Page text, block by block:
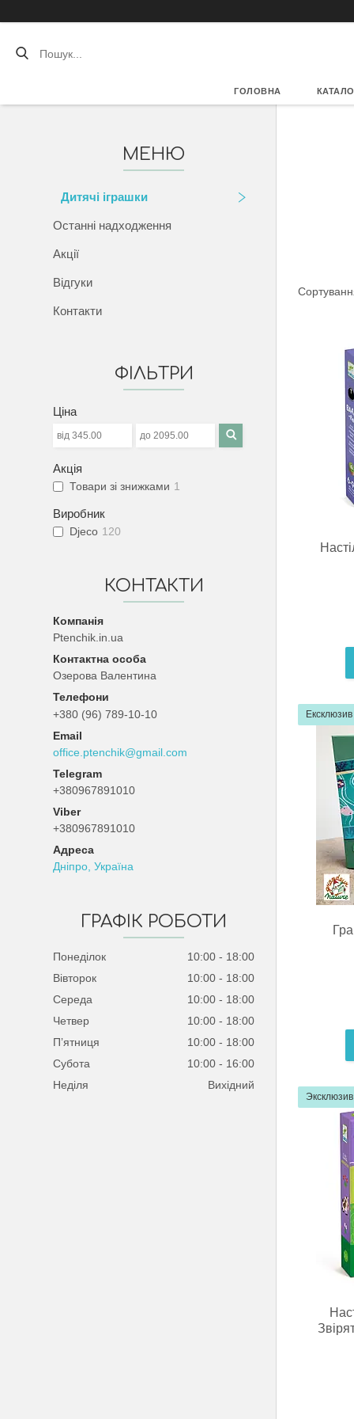
ГОЛОВНА
Дитячі іграшки
Останні надходження
Акції
Відгуки
Контакти
ФІЛЬТРИ
Ціна
Акція
Товари зі знижками 1
Виробник
Djeco 120
КОНТАКТИ
Ptenchik.in.ua
Озерова Валентина
+380 (96) 789-10-10
office.ptenchik@gmail.com
+380967891010
Viber
+380967891010
Дніпро, Україна
ГРАФІК РОБОТИ
Понеділок 10:00
18:00
Вівторок
10:00
18:00
Середа
10:00
18:00
Четвер
10:00
18:00
Пʼятниця
10:00
18:00
Субота
10:00
16:00
Неділя
Вихідний
Ексклюзив
Эксклюзив